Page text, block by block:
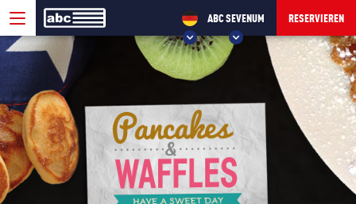
ABC SEVENUM
WÄHLEN SIE IHR ABC!
ABC SEVENUM
RESERVIEREN